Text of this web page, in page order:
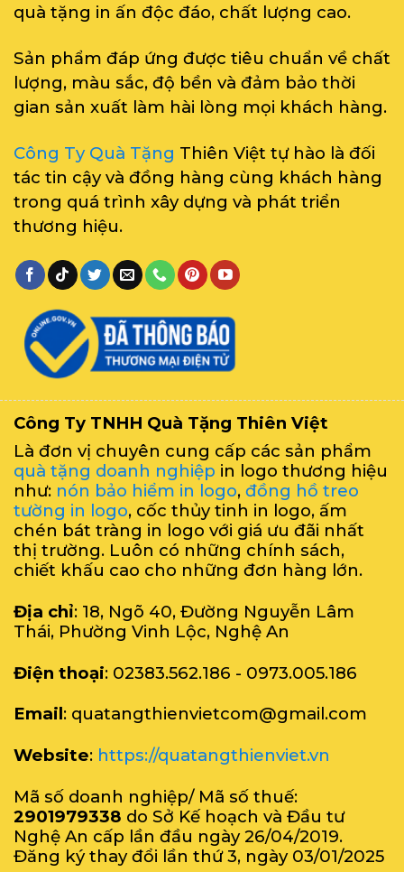
quà tặng in ấn độc đáo, chất lượng cao.
Sản phẩm đáp ứng được tiêu chuẩn về chất
lượng, màu sắc, độ bền và đảm bảo thời
gian sản xuất làm hài lòng mọi khách hàng.
Công Ty Quà Tặng Thiên Việt tự hào là đối
tác tin cậy và đồng hàng cùng khách hàng
trong quá trình xây dựng và phát triển
thương hiệu.
Công Ty TNHH Quà Tặng Thiên Việt
Là đơn vị chuyên cung cấp các sản phẩm
quà tặng doanh nghiệp in logo thương hiệu
như: nón bảo hiểm in logo, đồng hồ treo
tường in logo, cốc thủy tinh in logo, ấm
chén bát tràng in logo với giá ưu đãi nhất
thị trường. Luôn có những chính sách,
chiết khấu cao cho những đơn hàng lớn.
Địa chỉ: 18, Ngõ 40, Đường Nguyễn Lâm
Thái, Phường Vinh Lộc, Nghệ An
Điện thoại: 02383.562.186 - 0973.005.186
Email: quatangthienvietcom@gmail.com
Website: https://quatangthienviet.vn
Mã số doanh nghiệp/ Mã số thuế:
2901979338 do Sở Kế hoạch và Đầu tư
Nghệ An cấp lần đầu ngày 26/04/2019.
Đăng ký thay đổi lần thứ 3, ngày 03/01/2025